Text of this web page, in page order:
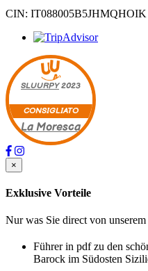
CIN: IT088005B5JHMQHOIK
SLUURPY2023
CONSIGLIATO
La Moresca
×
Exklusive Vorteile
Nur was Sie direct von unserem
Führer in pdf zu den
Barock im Südosten